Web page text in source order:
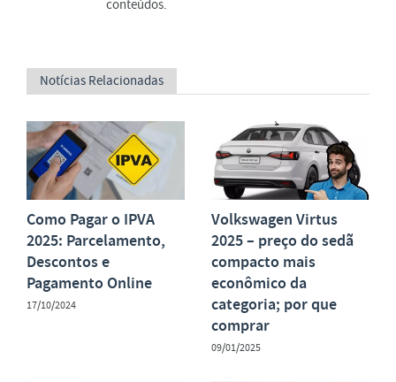
conteúdos.
Notícias Relacionadas
Como Pagar o IPVA
2025: Parcelamento,
Descontos e
Pagamento Online
17/10/2024
Volkswagen Virtus
2025 – preço do sedã
compacto mais
econômico da
categoria; por que
comprar
09/01/2025